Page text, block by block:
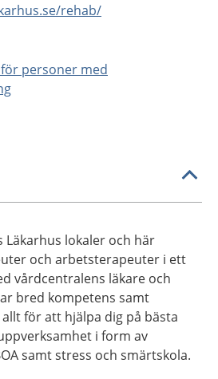
rehab/
personer med
Läkarhus lokaler och här
och arbetsterapeuter i ett
vårdcentralens läkare och
bred kompetens samt
för att hjälpa dig på bästa
i form av
samt stress och smärtskola.